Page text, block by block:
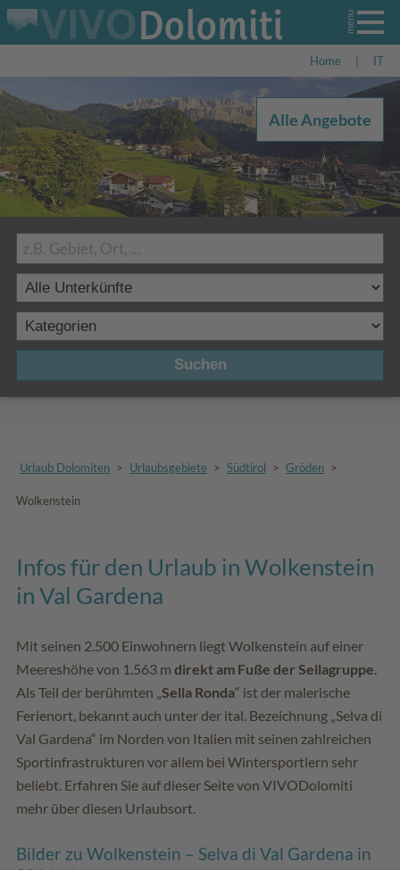
Home IT
Suchen
Alle Angebote
Urlaub Dolomiten > Urlaubsgebiete > Südtirol > Gröden >
Wolkenstein
Infos für den Urlaub in Wolkenstein
in Val Gardena
Mit seinen 2.500 Einwohnern liegt Wolkenstein auf einer
Meereshöhe von 1.563 m direkt am Fuße der Sellagruppe
Als Teil der berühmten „ Sella Ronda“ ist der malerische
Ferienort, bekannt auch unter der ital. Bezeichnung „Selva di
Val Gardena“ im Norden von Italien mit seinen zahlreichen
Sportinfrastrukturen vor allem bei Wintersportlern sehr
beliebt. Erfahren Sie auf dieser Seite von VIVODolomiti
mehr über diesen Urlaubsort.
Bilder zu Wolkenstein – Selva di Val Gardena in